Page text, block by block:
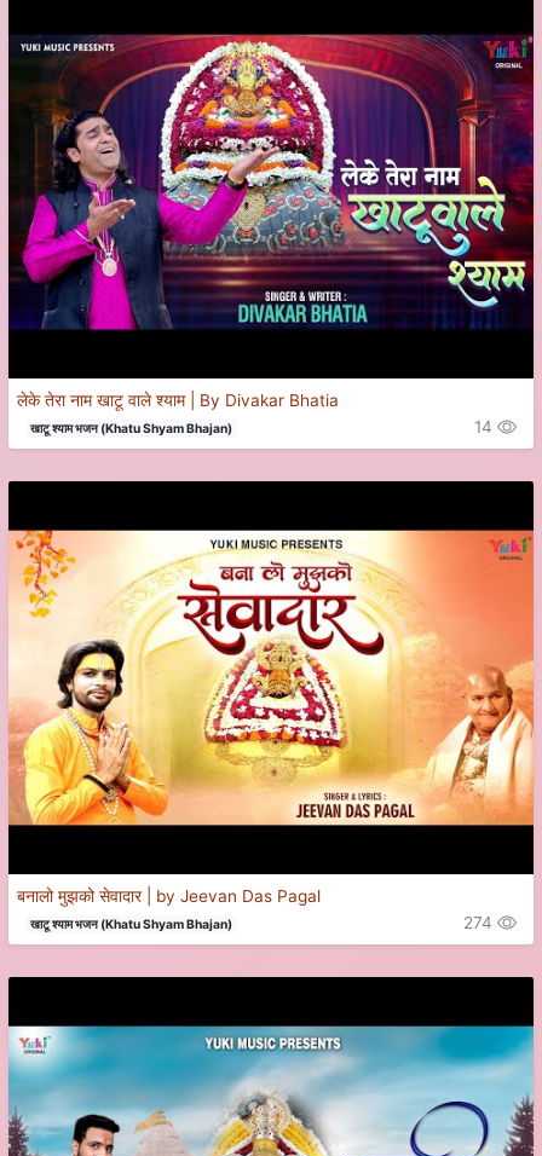
लेके तेरा नाम खाटू वाले श्याम | By Divakar Bhatia
खाटू श्याम भजन (Khatu Shyam Bhajan) 14
बनालो मुझको सेवादार | by Jeevan Das Pagal
खाटू श्याम भजन (Khatu Shyam Bhajan) 274